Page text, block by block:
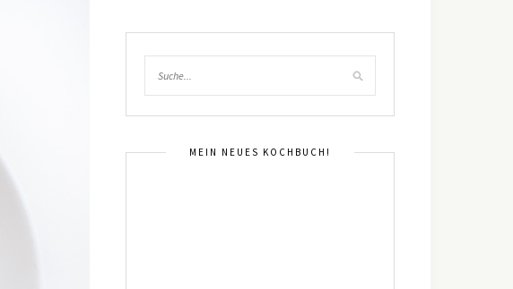
MEIN NEUES KOCHBUCH!